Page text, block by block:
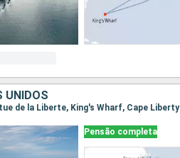
UNIDOS
de la Liberte, King's Wharf, Cape Liberty
Pensão completa